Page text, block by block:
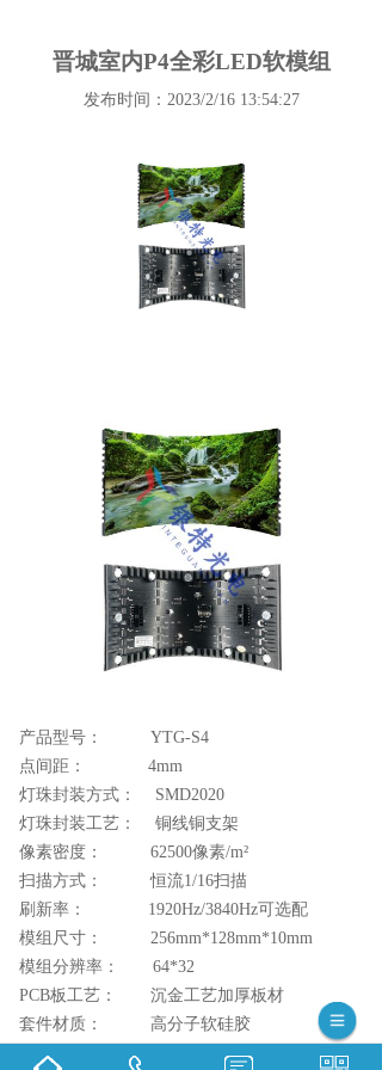
晋城室内P4全彩LED软模组
发布时间：2023/2/16 13:54:27
产品型号： YTG-S4
点间距： 4mm
灯珠封装方式： SMD2020
灯珠封装工艺： 铜线铜支架
像素密度： 62500像素/m²
扫描方式： 恒流1/16扫描
刷新率： 1920Hz/3840Hz可选配
模组尺寸： 256mm*128mm*10mm
模组分辨率： 64*32
PCB板工艺： 沉金工艺加厚板材
套件材质： 高分子软硅胶
*该款型号单元模组可提供各种定制